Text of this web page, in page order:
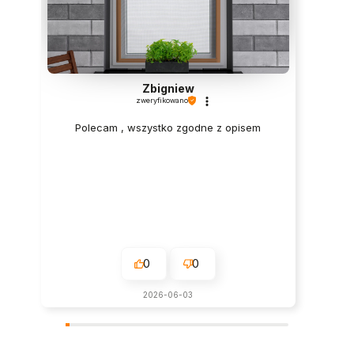
Zbigniew
zweryfikowano
Polecam , wszystko zgodne z opisem
0 0
2026-06-03